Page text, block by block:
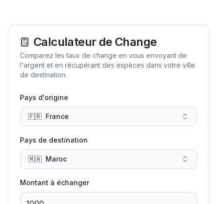
Calculateur de Change
Comparez les taux de change en vous envoyant de
l'argent et en récupérant des espèces dans votre ville
de destination.
Pays d'origine
🇫🇷 France
Pays de destination
🇲🇦 Maroc
Montant à échanger